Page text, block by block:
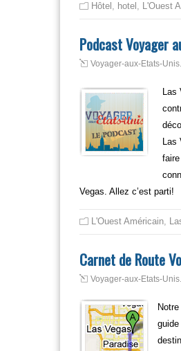
Hôtel , hotel , L'Ouest
Podcast Voyager
Voyager-aux-Etats-
Las
Las
Vegas. Allez c’est parti!
L'Ouest Américain,
Carnet de Route
Voyager-aux-Etats-